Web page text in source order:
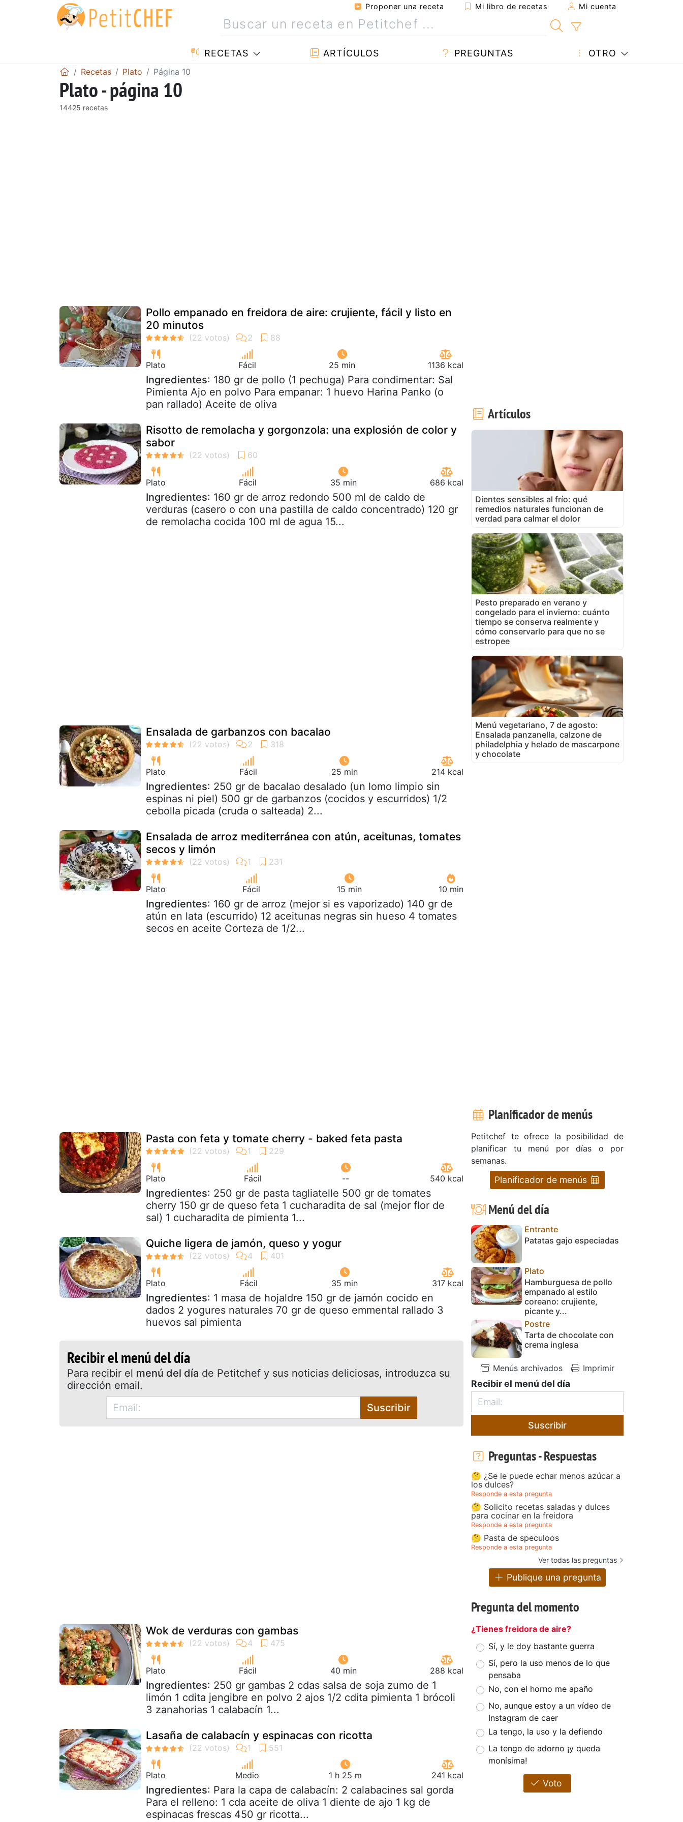
Proponer una receta Mi libro de recetas Mi cuenta
RECETAS ARTÍCULOS PREGUNTAS OTRO
Recetas Plato Página 10
Plato - página 10
14425 recetas
Pollo empanado en freidora de aire: crujiente, fácil y listo en
20 minutos
Plato Fácil 25 min 1136 kcal
Ingredientes: 180 gr de pollo (1 pechuga) Para condimentar: Sal
Pimienta Ajo en polvo Para empanar: 1 huevo Harina Panko (o
pan rallado) Aceite de oliva
Risotto de remolacha y gorgonzola: una explosión de color y
sabor
Plato Fácil 35 min 686 kcal
Ingredientes: 160 gr de arroz redondo 500 ml de caldo de
verduras (casero o con una pastilla de caldo concentrado) 120 gr
de remolacha cocida 100 ml de agua 15...
Ensalada de garbanzos con bacalao
Plato Fácil 25 min 214 kcal
Ingredientes: 250 gr de bacalao desalado (un lomo limpio sin
espinas ni piel) 500 gr de garbanzos (cocidos y escurridos) 1/2
cebolla picada (cruda o salteada) 2...
Ensalada de arroz mediterránea con atún, aceitunas, tomates
secos y limón
Plato Fácil 15 min 10 min
Ingredientes: 160 gr de arroz (mejor si es vaporizado) 140 gr de
atún en lata (escurrido) 12 aceitunas negras sin hueso 4 tomates
secos en aceite Corteza de 1/2...
Pasta con feta y tomate cherry - baked feta pasta
Plato Fácil -- 540 kcal
Ingredientes: 250 gr de pasta tagliatelle 500 gr de tomates
cherry 150 gr de queso feta 1 cucharadita de sal (mejor flor de
sal) 1 cucharadita de pimienta 1...
Quiche ligera de jamón, queso y yogur
Plato Fácil 35 min 317 kcal
Ingredientes: 1 masa de hojaldre 150 gr de jamón cocido en
dados 2 yogures naturales 70 gr de queso emmental rallado 3
huevos sal pimienta
Recibir el menú del día
Para recibir el menú del día de Petitchef y sus noticias deliciosas, introduzca su
dirección email.
Suscribir
Wok de verduras con gambas
Plato Fácil 40 min 288 kcal
Ingredientes: 250 gr gambas 2 cdas salsa de soja zumo de 1
limón 1 cdita jengibre en polvo 2 ajos 1/2 cdita pimienta 1 brócoli
3 zanahorias 1 calabacín 1...
Lasaña de calabacín y espinacas con ricotta
Plato Medio 1 h 25 m 241 kcal
Ingredientes: Para la capa de calabacín: 2 calabacines sal gorda
Para el relleno: 1 cda aceite de oliva 1 diente de ajo 1 kg de
espinacas frescas 450 gr ricotta...
Artículos
Dientes sensibles al frío: qué
remedios naturales funcionan de
verdad para calmar el dolor
Pesto preparado en verano y
congelado para el invierno: cuánto
tiempo se conserva realmente y
cómo conservarlo para que no se
estropee
Menú vegetariano, 7 de agosto:
Ensalada panzanella, calzone de
philadelphia y helado de mascarpone
y chocolate
Planificador de menús
Petitchef te ofrece la posibilidad de
planificar tu menú por días o por
semanas.
Planificador de menús
Menú del día
Entrante
Patatas gajo especiadas
Plato
Hamburguesa de pollo
empanado al estilo
coreano: crujiente,
picante y...
Postre
Tarta de chocolate con
crema inglesa
Menús archivados Imprimir
Recibir el menú del día
Suscribir
Preguntas - Respuestas
🤔 ¿Se le puede echar menos azúcar a
los dulces?
Responde a esta pregunta
🤔 Solicito recetas saladas y dulces
para cocinar en la freidora
Responde a esta pregunta
🤔 Pasta de speculoos
Responde a esta pregunta
Ver todas las preguntas
Publique una pregunta
Pregunta del momento
¿Tienes freidora de aire?
Sí, y le doy bastante guerra
Sí, pero la uso menos de lo que
pensaba
No, con el horno me apaño
No, aunque estoy a un vídeo de
Instagram de caer
La tengo, la uso y la defiendo
La tengo de adorno ¡y queda
monísima!
Voto